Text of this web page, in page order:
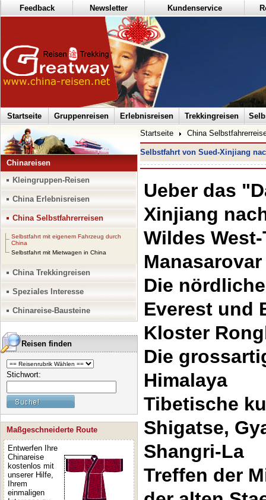
Feedback Newsletter Kundenservice
Startseite Gruppenreisen Erlebnisreisen Trekkingreisen
Chinareisen
Kleingruppen-Reisen
China Erlebnisreisen
China Selbstfahrerreisen
Selbstfahrt mit eigenem Fahrzeug durch
China
Selbstfahrt mit Mietwagen in China
China Trekkingreisen
Speziales Interesse
Chinareise-Bausteine
Reisen finden
Stichwort:
Maßgeschneiderte Route
Entwerfen Ihre
Chinareise
kostenlos mit
unserer Hilfe,
Ihrem
einmaligen
Startseite China
Selbstfahrt von Sued-Xinjiang
Ueber das
Xinjiang
Wildes
Die
Everest und
Kloster
Die
Himalaya
Tibetische
Shigatse,
Shangri-La
Treffen der